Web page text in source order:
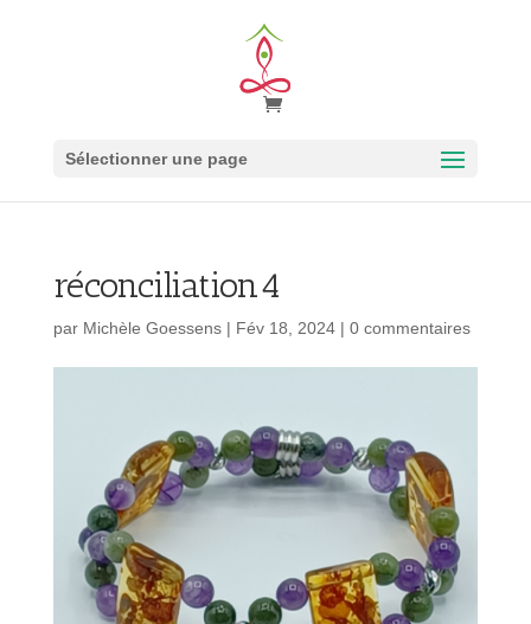
Sélectionner une page
réconciliation4
par Michèle Goessens| Fév 18, 2024| 0 commentaires